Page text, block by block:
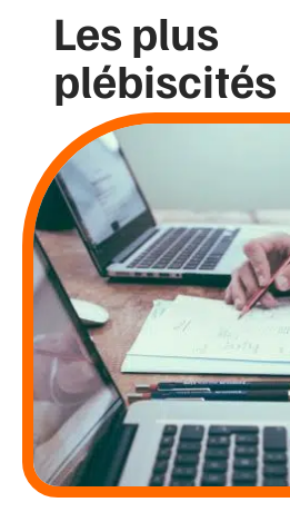
Les plus
plébiscités